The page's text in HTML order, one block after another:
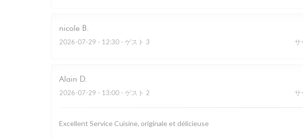
nicole B
2026-07-29 - 12:30 - ゲスト 3 サ
Alain D
2026-07-29 - 13:00 - ゲスト 2 サ
Excellent Service Cuisine, originale et délicieuse